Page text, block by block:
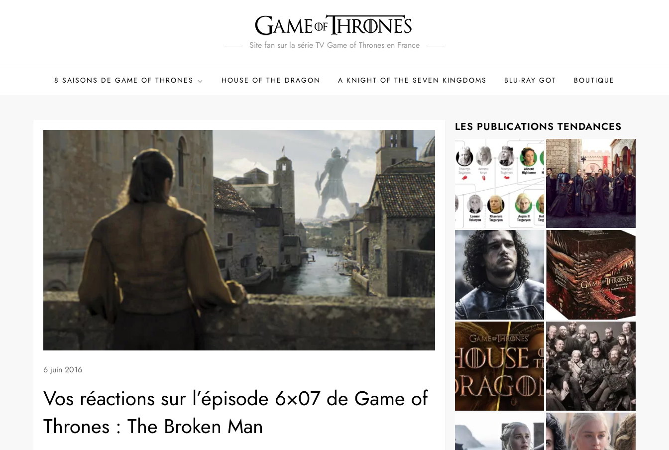
Site fan sur la série TV Game of Thrones en France
8 SAISONS DE GAME OF THRONES HOUSE OF THE DRAGON A KNIGHT OF THE SEVEN KINGDOMS BLU-RAY GOT BOUTIQUE
6 juin 2016
Vos réactions sur l’épisode 6×07 de Game of
Thrones : The Broken Man
LES PUBLICATIONS TENDANCES